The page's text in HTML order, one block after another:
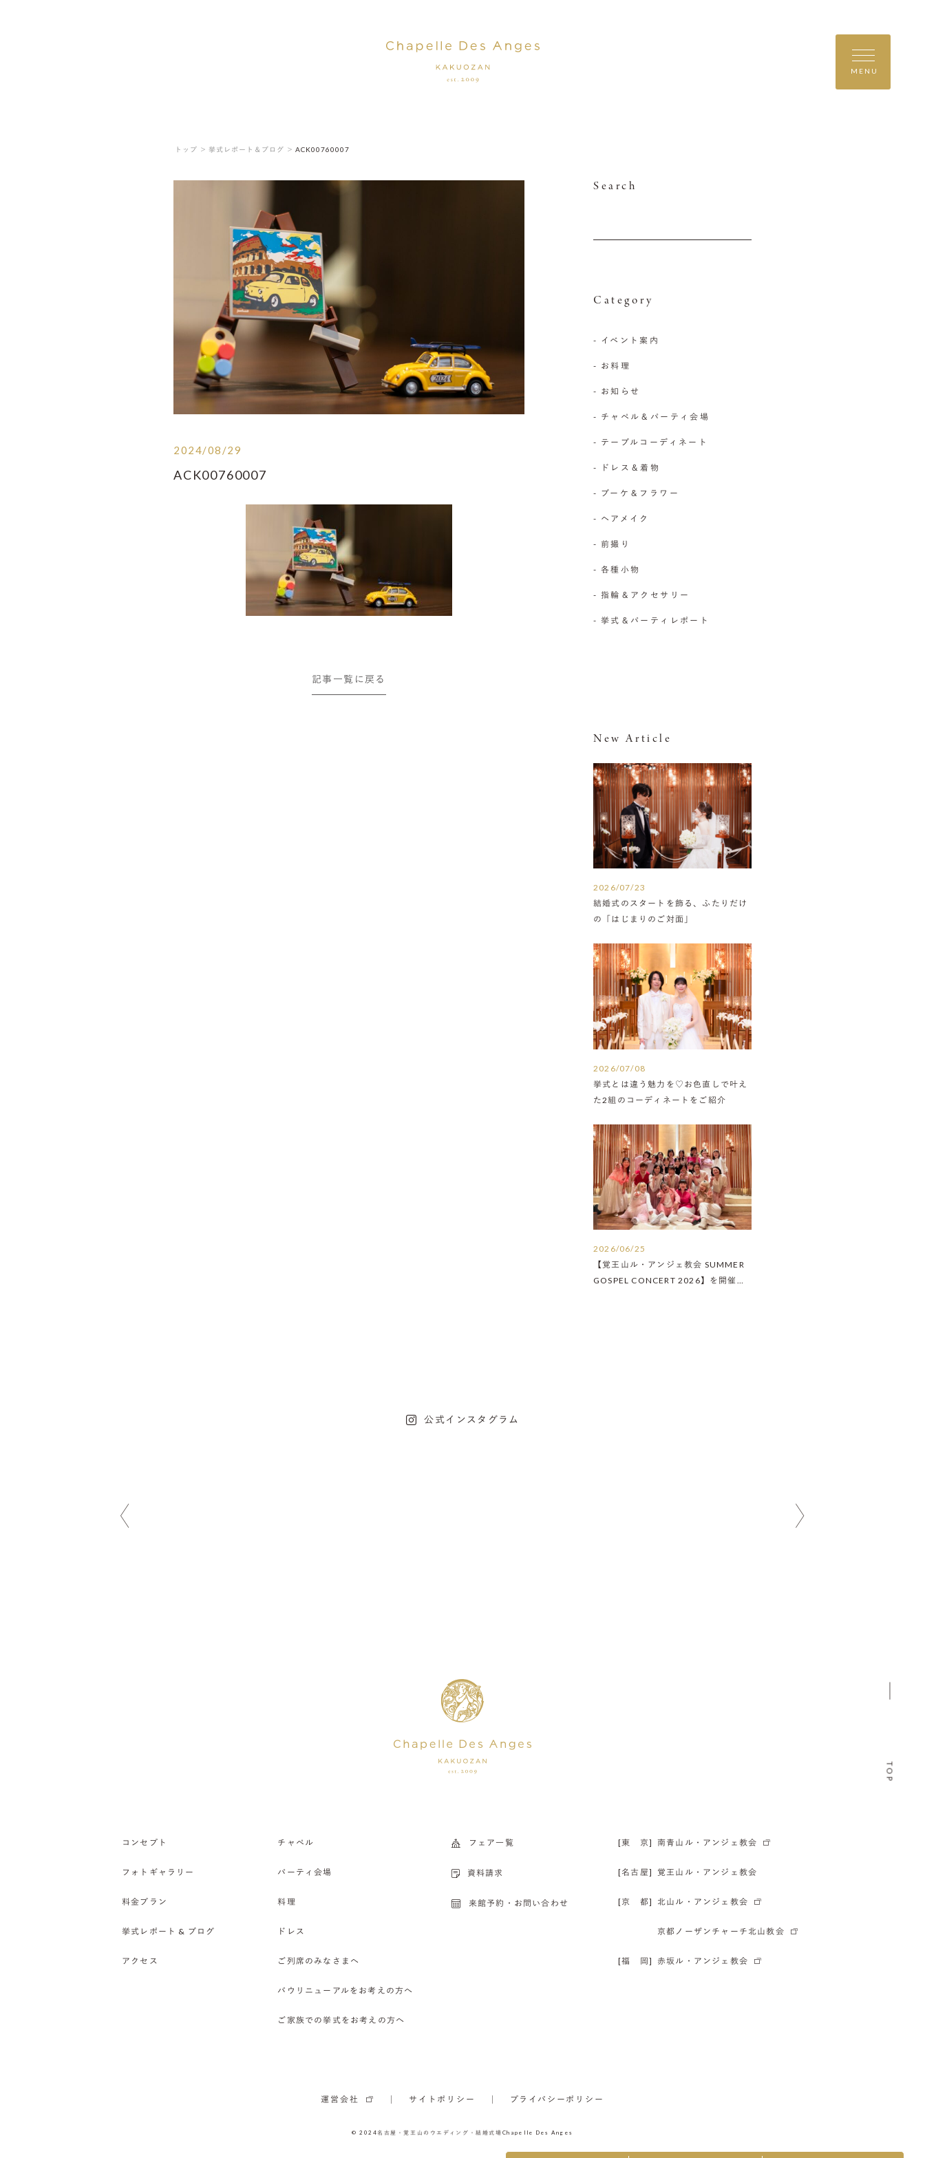
MENU
トップ ＞ 挙式レポート＆ブログ ＞ ACK00760007
2024/08/29
ACK00760007
記事一覧に戻る
Search
Category
- イベント案内
- お料理
- お知らせ
- チャペル＆パーティ会場
- テーブルコーディネート
- ドレス＆着物
- ブーケ＆フラワー
- ヘアメイク
- 前撮り
- 各種小物
- 指輪＆アクセサリー
- 挙式＆パーティレポート
New Article
2026/07/23
結婚式のスタートを飾る、ふたりだけ
の「はじまりのご対面」
2026/07/08
挙式とは違う魅力を♡お色直しで叶え
た2組のコーディネートをご紹介
2026/06/25
【覚王山ル・アンジェ教会 SUMMER
GOSPEL CONCERT 2026】を開催い
公式インスタグラム
TOP
コンセプト
フォトギャラリー
料金プラン
挙式レポート & ブログ
アクセス
チャペル
パーティ会場
料理
ドレス
ご列席のみなさまへ
バウリニューアルをお考えの方へ
ご家族での挙式をお考えの方へ
フェア一覧
資料請求
来館予約・お問い合わせ
[東 京] 南青山ル・アンジェ教会
[名古屋] 覚王山ル・アンジェ教会
[京 都] 北山ル・アンジェ教会
京都ノーザンチャーチ北山教会
[福 岡] 赤坂ル・アンジェ教会
運営会社 サイトポリシー プライバシーポリシー
© 2024名古屋・覚王山のウエディング・結婚式場 Chapelle Des Anges